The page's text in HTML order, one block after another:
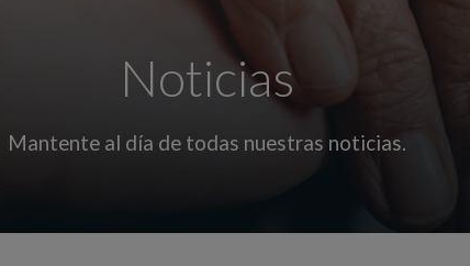
Noticias
Mantente al día de todas nuestras noticias.